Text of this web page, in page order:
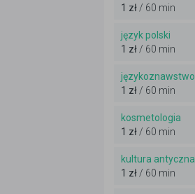
1 zł / 60 min
język polski
1 zł / 60 min
językoznawstwo
1 zł / 60 min
kosmetologia
1 zł / 60 min
kultura antyczna
1 zł / 60 min